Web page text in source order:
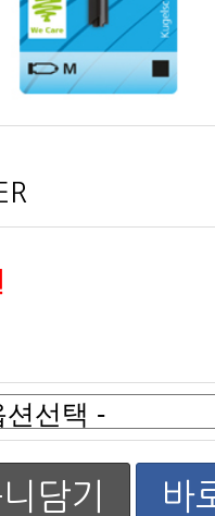
담기 바